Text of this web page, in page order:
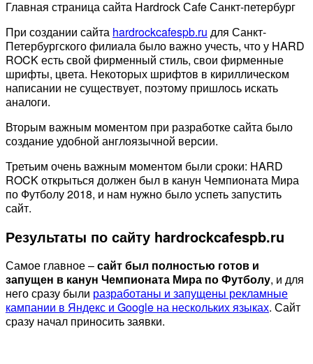
Главная страница сайта Hardrock Сafe Санкт-петербург
При создании сайта hardrockcafespb.ru для Санкт-
Петербургского филиала было важно учесть, что у HARD
ROCK есть свой фирменный стиль, свои фирменные
шрифты, цвета. Некоторых шрифтов в кириллическом
написании не существует, поэтому пришлось искать
аналоги.
Вторым важным моментом при разработке сайта было
создание удобной англоязычной версии.
Третьим очень важным моментом были сроки: HARD
ROCK открыться должен был в канун Чемпионата Мира
по Футболу 2018, и нам нужно было успеть запустить
сайт.
Результаты по сайту hardrockcafespb.ru
Самое главное –сайт был полностью готов и
запущен в канун Чемпионата Мира по Футболу, и для
него сразу были разработаны и запущены рекламные
кампании в Яндекс и Google на нескольких языках. Сайт
сразу начал приносить заявки.